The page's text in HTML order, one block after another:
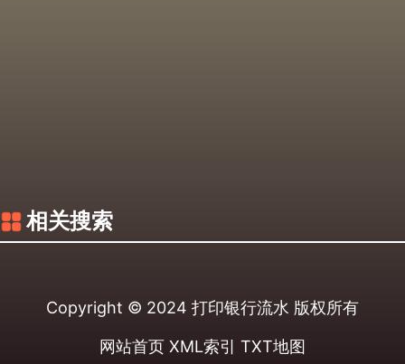
相关搜索
Copyright © 2024 打印银行流水 版权所有
网站首页 XML索引 TXT地图